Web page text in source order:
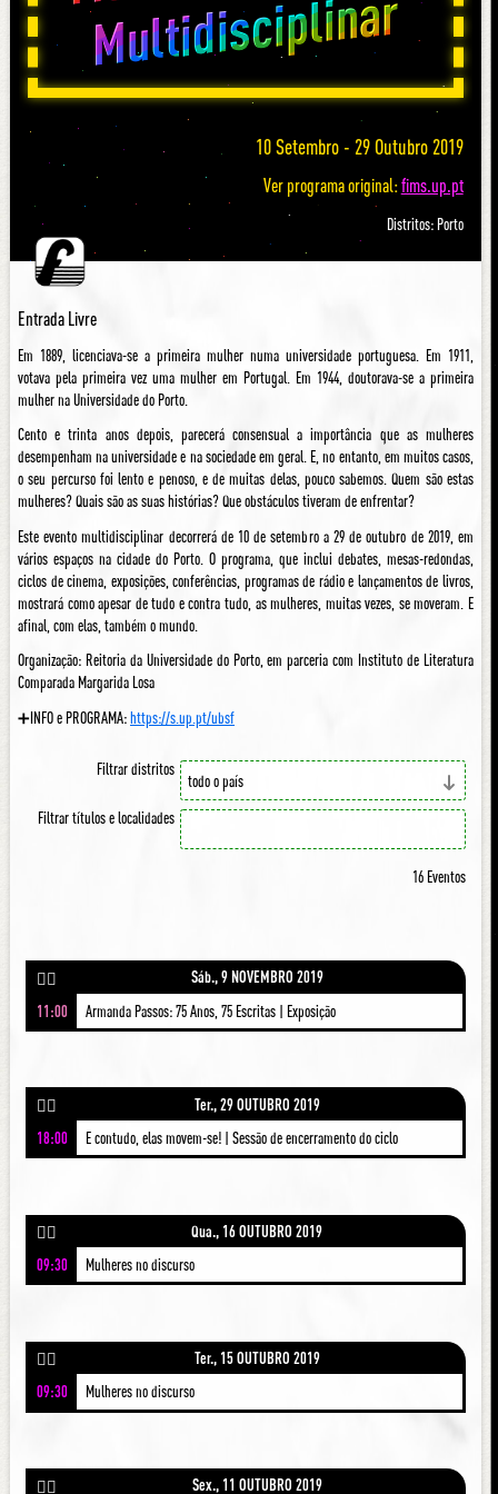
ar
10 Setembro - 29 Outubro 2019
Ver programa original:fims.up.pt
Distritos: Porto
Entrada Livre
Em 1889, licenciava-se a primeira mulher numa universidade portuguesa. Em 1911,
votava pela primeira vez uma mulher em Portugal. Em 1944, doutorava-se a primeira
mulher na Universidade do Porto.
Cento e trinta anos depois, parecerá consensual a importância que as mulheres
desempenham na universidade e na sociedade em geral. E, no entanto, em muitos casos,
o seu percurso foi lento e penoso, e de muitas delas, pouco sabemos. Quem são estas
mulheres? Quais são as suas histórias? Que obstáculos tiveram de enfrentar?
Este evento multidisciplinar decorrerá de 10 de setembro a 29 de outubro de 2019, em
vários espaços na cidade do Porto. O programa, que inclui debates, mesas-redondas,
ciclos de cinema, exposições, conferências, programas de rádio e lançamentos de livros,
mostrará como apesar de tudo e contra tudo, as mulheres, muitas vezes, se moveram. E
afinal, com elas, também o mundo.
Organização: Reitoria da Universidade do Porto, em parceria com Instituto de Literatura
Comparada Margarida Losa
➕INFO e PROGRAMA:https://s.up.pt/ubsf
Filtrar distritos
Filtrar títulos e localidades
16 Eventos
🚶‍♀️
Sáb., 9 NOVEMBRO 2019
11:00
Armanda Passos: 75 Anos, 75 Escritas | Exposição
🚶‍♀️
Ter., 29 OUTUBRO 2019
18:00
E contudo, elas movem-se! | Sessão de encerramento do ciclo
🚶‍♀️
Qua., 16 OUTUBRO 2019
09:30
Mulheres no discurso
🚶‍♀️
Ter., 15 OUTUBRO 2019
09:30
Mulheres no discurso
🚶‍♀️ Sex., 11 OUTUBRO 2019